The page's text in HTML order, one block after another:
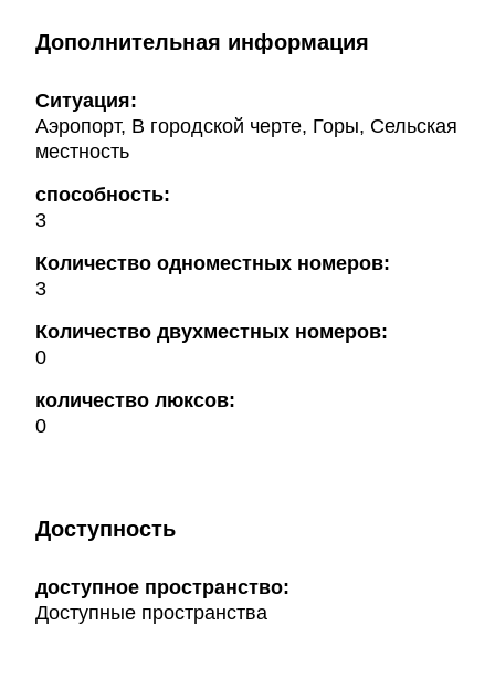
Дополнительная информация
Ситуация:
Аэропорт, В городской черте, Горы, Сельская
местность
способность:
3
Количество одноместных номеров:
3
Количество двухместных номеров:
0
количество люксов:
0
Доступность
доступное пространство:
Доступные пространства